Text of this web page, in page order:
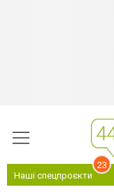
Наші спецпроєкти
23